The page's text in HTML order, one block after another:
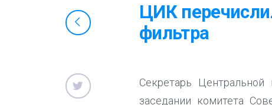
ЦИК
фильтра
Секретарь
заседании комитета